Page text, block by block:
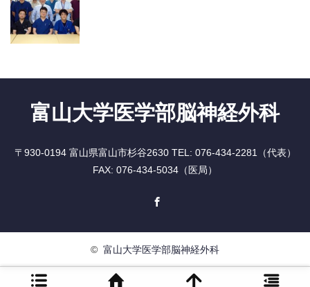
富山大学医学部脳神経外科
〒930-0194 富山県富山市杉谷2630 TEL: 076-434-2281（代表）
FAX: 076-434-5034（医局）
© 富山大学医学部脳神経外科